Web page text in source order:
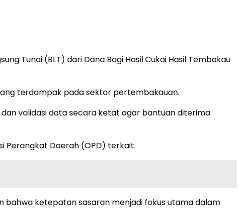
Tunai (BLT) dari Dana Bagi Hasil Cukai Hasil Tembakau
terdampak pada sektor pertembakauan.
validasi data secara ketat agar bantuan diterima
Perangkat Daerah (OPD) terkait.
bahwa ketepatan sasaran menjadi fokus utama dalam